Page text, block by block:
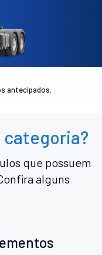
antecipados.
categoria?
que possuem
alguns